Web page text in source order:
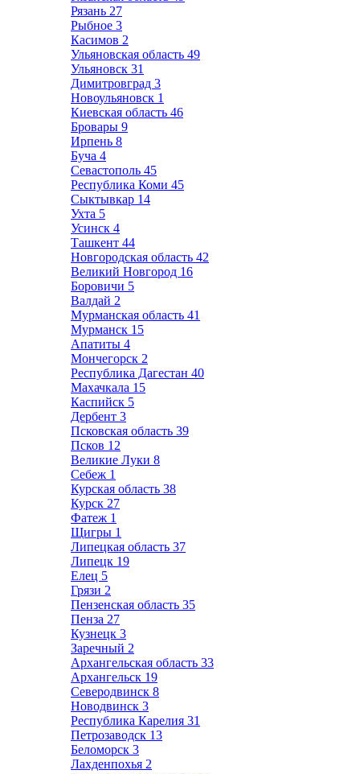
Рязань 27
Рыбное 3
Касимов 2
Ульяновская область 49
Ульяновск 31
Димитровград 3
Новоульяновск 1
Киевская область 46
Бровары 9
Ирпень 8
Буча 4
Севастополь 45
Республика Коми 45
Сыктывкар 14
Ухта 5
Усинск 4
Ташкент 44
Новгородская область 42
Великий Новгород 16
Боровичи 5
Валдай 2
Мурманская область 41
Мурманск 15
Апатиты 4
Мончегорск 2
Республика Дагестан 40
Махачкала 15
Каспийск 5
Дербент 3
Псковская область 39
Псков 12
Великие Луки 8
Себеж 1
Курская область 38
Курск 27
Фатеж 1
Щигры 1
Липецкая область 37
Липецк 19
Елец 5
Грязи 2
Пензенская область 35
Пенза 27
Кузнецк 3
Заречный 2
Архангельская область 33
Архангельск 19
Северодвинск 8
Новодвинск 3
Республика Карелия 31
Петрозаводск 13
Беломорск 3
Лахденпохья 2